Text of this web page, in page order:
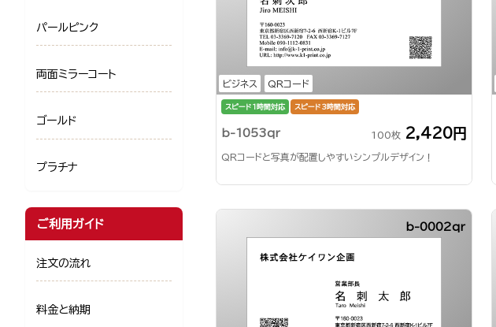
ビジネス QRコード
スピード1時間対応 スピード3時間対応
b-1053qr 100枚 2,420円
QRコードと写真が配置しやすいシンプルデザイン！
b-0002qr
パールピンク
両面ミラーコート
ゴールド
プラチナ
ご利用ガイド
注文の流れ
料金と納期